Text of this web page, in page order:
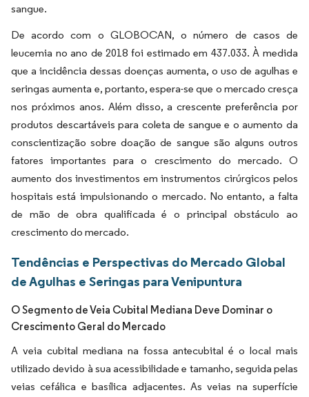
sangue.
De acordo com o GLOBOCAN, o número de casos de
leucemia no ano de 2018 foi estimado em 437.033. À medida
que a incidência dessas doenças aumenta, o uso de agulhas e
seringas aumenta e, portanto, espera-se que o mercado cresça
nos próximos anos. Além disso, a crescente preferência por
produtos descartáveis para coleta de sangue e o aumento da
conscientização sobre doação de sangue são alguns outros
fatores importantes para o crescimento do mercado. O
aumento dos investimentos em instrumentos cirúrgicos pelos
hospitais está impulsionando o mercado. No entanto, a falta
de mão de obra qualificada é o principal obstáculo ao
crescimento do mercado.
Tendências e Perspectivas do Mercado Global
de Agulhas e Seringas para Venipuntura
O Segmento de Veia Cubital Mediana Deve Dominar o
Crescimento Geral do Mercado
A veia cubital mediana na fossa antecubital é o local mais
utilizado devido à sua acessibilidade e tamanho, seguida pelas
veias cefálica e basílica adjacentes. As veias na superfície